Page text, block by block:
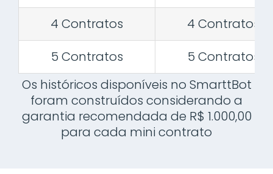
4 Contratos
4 Contratos
5 Contratos
5 Contratos
Os históricos disponíveis no SmarttBot
foram construídos considerando a
garantia recomendada de R$ 1.000,00
para cada mini contrato